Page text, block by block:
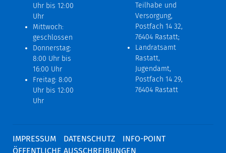
Uhr bis 12:00
Uhr
Mittwoch:
geschlossen
Donnerstag:
8:00 Uhr bis
16:00 Uhr
Freitag: 8:00
Uhr bis 12:00
Uhr
Teilhabe und
Versorgung,
Postfach 14 32,
76404 Rastatt;
Landratsamt
Rastatt,
Jugendamt,
Postfach 14 29,
76404 Rastatt
IMPRESSUM DATENSCHUTZ
INFO-POINT
ÖFFENTLICHE AUSSCHREIBUNGEN